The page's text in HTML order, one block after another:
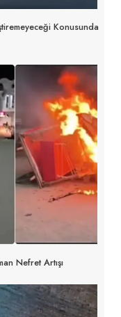
Konusunda
Nefret Artışı